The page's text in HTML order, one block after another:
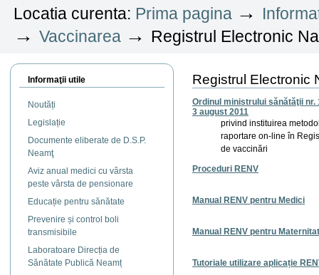
Locatia curenta: Prima pagina →
→Vaccinarea → Registrul Electronic
Informaţii utile
Noutăți
Legislație
Documente eliberate de D.S.P.
Neamţ
Aviz anual medici cu vârsta
peste vârsta de pensionare
Educație pentru sănătate
Prevenire și control boli
transmisibile
Laboratoare Direcția de
Sănătate Publică Neamț
Registrul Electronic
Ordinul ministrului sănătăţii nr.
3 august 2011
privind instituirea
raportare on-line în
de vaccinări
Proceduri RENV
Manual RENV pentru Medici
Manual RENV pentru
Tutoriale utilizare aplicație